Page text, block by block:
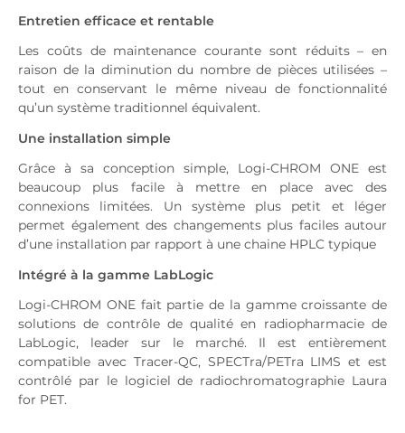
Entretien efficace et rentable
Les coûts de maintenance courante sont réduits – en
raison de la diminution du nombre de pièces utilisées –
tout en conservant le même niveau de fonctionnalité
qu’un système traditionnel équivalent.
Une installation simple
Grâce à sa conception simple, Logi-CHROM ONE est
beaucoup plus facile à mettre en place avec des
connexions limitées. Un système plus petit et léger
permet également des changements plus faciles autour
d’une installation par rapport à une chaine HPLC typique
Intégré à la gamme LabLogic
Logi-CHROM ONE fait partie de la gamme croissante de
solutions de contrôle de qualité en radiopharmacie de
LabLogic, leader sur le marché. Il est entièrement
compatible avec Tracer-QC, SPECTra/PETra LIMS et est
contrôlé par le logiciel de radiochromatographie Laura
for PET.